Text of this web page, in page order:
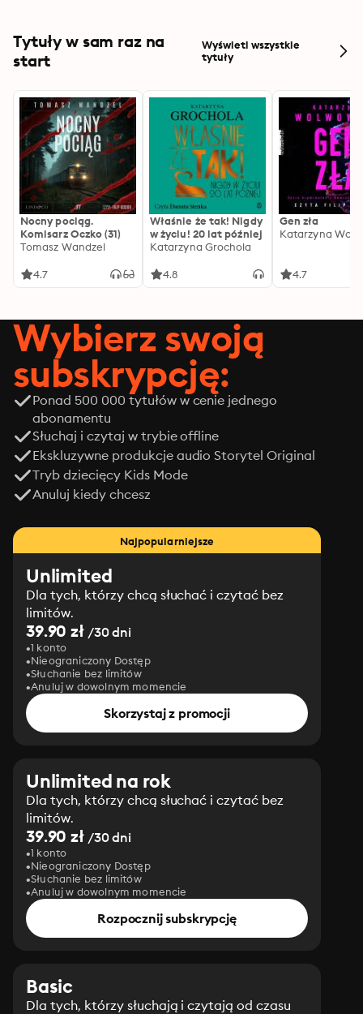
Tytuły w sam raz na
start
Wyświetl wszystkie
tytuły
Nocny pociąg.
Komisarz Oczko (31)
Tomasz Wandzel
4.7
Właśnie że tak! Nigdy
w życiu! 20 lat później
Katarzyna Grochola
4.8
Gen zła
Katarzyna
4.7
Wybierz swoją
subskrypcję:
Ponad 500 000 tytułów w cenie jednego
abonamentu
Słuchaj i czytaj w trybie offline
Ekskluzywne produkcje audio Storytel Original
Tryb dziecięcy Kids Mode
Anuluj kiedy chcesz
Najpopularniejsze
Unlimited
Dla tych, którzy chcą słuchać i czytać bez
limitów.
39.90 zł/30 dni
1 konto
Nieograniczony Dostęp
Słuchanie bez limitów
Anuluj w dowolnym momencie
Skorzystaj z promocji
Unlimited na rok
Dla tych, którzy chcą słuchać i czytać bez
limitów.
39.90 zł/30 dni
1 konto
Nieograniczony Dostęp
Słuchanie bez limitów
Anuluj w dowolnym momencie
Rozpocznij subskrypcję
Basic
Dla tych, którzy słuchają i czytają od czasu